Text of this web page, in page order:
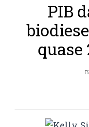
PIB
quase